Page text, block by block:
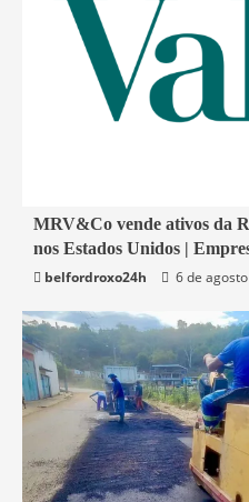
2 min read
Economia
MRV&Co vende ativos da
nos Estados Unidos |
belfordroxo24h
6 de